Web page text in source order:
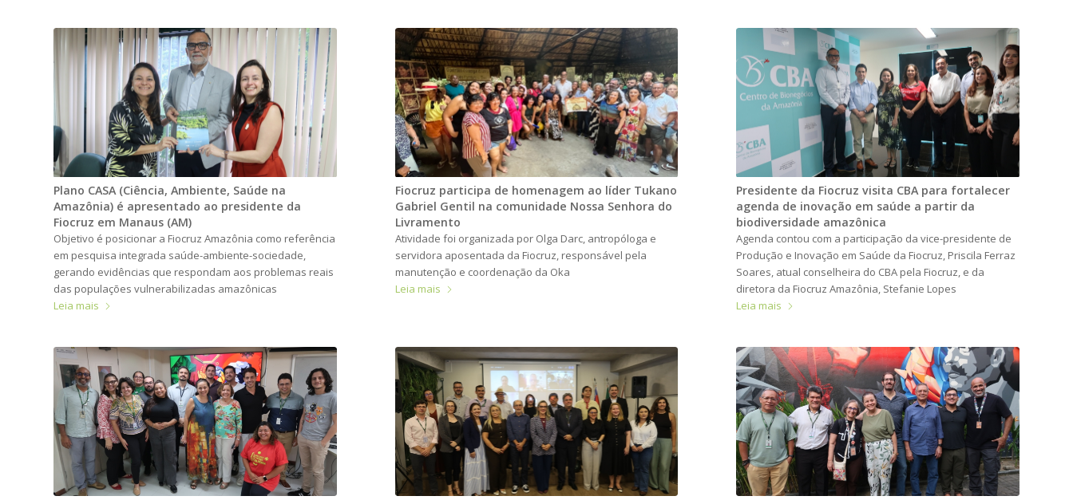
Plano CASA (Ciência, Ambiente, Saúde na
Amazônia) é apresentado ao presidente da
Fiocruz em Manaus (AM)
Objetivo é posicionar a Fiocruz Amazônia como referência
em pesquisa integrada saúde-ambiente-sociedade,
gerando evidências que respondam aos problemas reais
das populações vulnerabilizadas amazônicas
Leia mais
Fiocruz participa de homenagem ao líder Tukano
Gabriel Gentil na comunidade Nossa Senhora do
Livramento
Atividade foi organizada por Olga Darc, antropóloga e
servidora aposentada da Fiocruz, responsável pela
manutenção e coordenação da Oka
Leia mais
Presidente da Fiocruz visita CBA para fortalecer
agenda de inovação em saúde a partir da
biodiversidade amazônica
Agenda contou com a participação da vice-presidente de
Produção e Inovação em Saúde da Fiocruz, Priscila Ferraz
Soares, atual conselheira do CBA pela Fiocruz, e da
diretora da Fiocruz Amazônia, Stefanie Lopes
Leia mais